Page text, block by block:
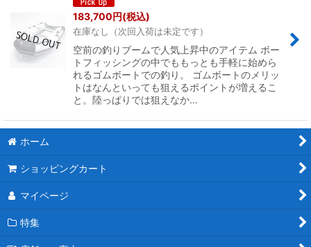
183,700円(税込)
在庫なし（次回入荷は未定です）
空前の釣りブームで人気上昇中のアイテム ボー
トフィッシングの中でももっとも手軽に始めら
れるゴムボートでの釣り。 ゴムボートのメリッ
トはなんといっても狙えるポイントが増えるこ
と。陸っぱりでは狙えなか…
ホーム
ショッピングカート
マイページ
特集